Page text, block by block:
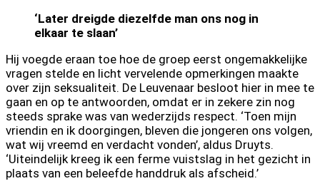
‘Later dreigde diezelfde man ons nog in
elkaar te slaan’
Hij voegde eraan toe hoe de groep eerst ongemakkelijke
vragen stelde en licht vervelende opmerkingen maakte
over zijn seksualiteit. De Leuvenaar besloot hier in mee te
gaan en op te antwoorden, omdat er in zekere zin nog
steeds sprake was van wederzijds respect. ‘Toen mijn
vriendin en ik doorgingen, bleven die jongeren ons volgen,
wat wij vreemd en verdacht vonden’, aldus Druyts.
‘Uiteindelijk kreeg ik een ferme vuistslag in het gezicht in
plaats van een beleefde handdruk als afscheid.’